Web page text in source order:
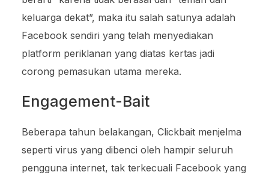
keluarga dekat”, maka itu salah satunya adalah
Facebook sendiri yang telah menyediakan
platform periklanan yang diatas kertas jadi
corong pemasukan utama mereka.
Engagement-Bait
Beberapa tahun belakangan, Clickbait menjelma
seperti virus yang dibenci oleh hampir seluruh
pengguna internet, tak terkecuali Facebook yang